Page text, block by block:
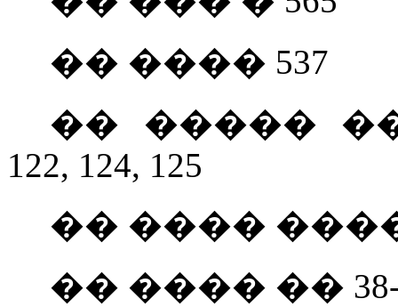
�� ���� 537
�� �����
122, 124, 125
�� ���� ����
�� ���� �� 38-